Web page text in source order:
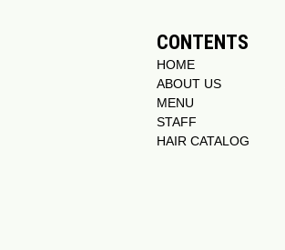
CONTENTS
HOME
ABOUT US
MENU
STAFF
HAIR CATALOG